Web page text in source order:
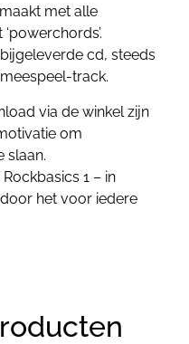
met alle
cd, steeds
track.
via de winkel zijn
om
slaan.
1 – in
het voor iedere